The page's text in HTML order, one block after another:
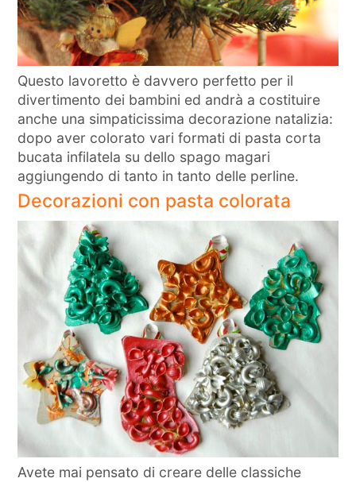
Questo lavoretto è davvero perfetto per il
divertimento dei bambini ed andrà a costituire
anche una simpaticissima decorazione natalizia:
dopo aver colorato vari formati di pasta corta
bucata infilatela su dello spago magari
aggiungendo di tanto in tanto delle perline.
Decorazioni con pasta colorata
Avete mai pensato di creare delle classiche